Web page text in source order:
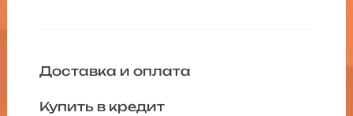
Доставка и оплата
Купить в кредит